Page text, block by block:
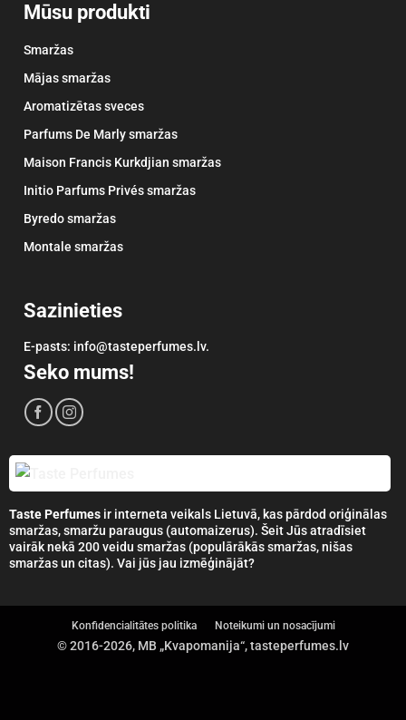
Mūsu produkti
Smaržas
Mājas smaržas
Aromatizētas sveces
Parfums De Marly smaržas
Maison Francis Kurkdjian smaržas
Initio Parfums Privés smaržas
Byredo smaržas
Montale smaržas
Sazinieties
E-pasts: info@tasteperfumes.lv.
Seko mums!
Taste Perfumesir interneta veikals Lietuvā, kas pārdod oriģinālas
smaržas, smaržu paraugus (automaizerus). Šeit Jūs atradīsiet
vairāk nekā 200 veidu smaržas (populārākās smaržas, nišas
smaržas un citas). Vai jūs jau izmēģinājāt?
Konfidencialitātes politika Noteikumi un nosacījumi
© 2016-2026, MB „Kvapomanija“, tasteperfumes.lv